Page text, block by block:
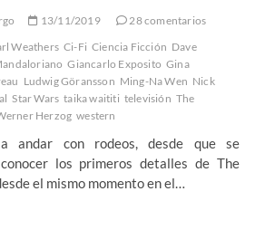
13/11/2019
28 comentarios
Weathers Ci-Fi Ciencia Ficción Dave
Giancarlo Exposito Gina
Ludwig Göransson Ming-Na Wen Nick
Star Wars taika waititi televisión The
Herzog western
andar con rodeos, desde que se
los primeros detalles de The
el mismo momento en el…